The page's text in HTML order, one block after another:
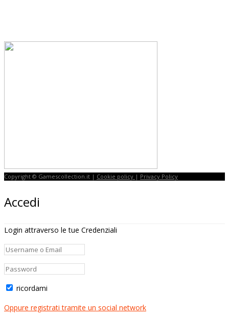
Copyright © Gamescollection.it | Cookie policy | Privacy Policy
Accedi
Login attraverso le tue Credenziali
ricordami
Oppure registrati tramite un social network